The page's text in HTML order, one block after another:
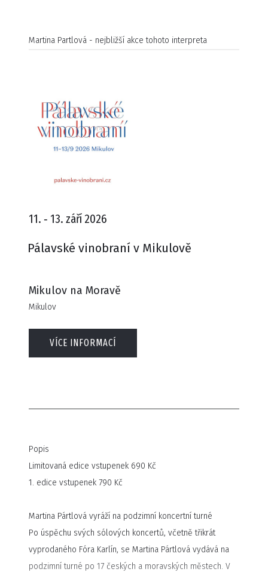
Martina Partlová - nejbližší akce tohoto interpreta
11. ‑ 13. září 2026
Pálavské vinobraní v Mikulově
Mikulov na Moravě
Mikulov
VÍCE INFORMACÍ
Popis
Limitovaná edice vstupenek 690 Kč
1. edice vstupenek 790 Kč
Martina Pártlová vyráží na podzimní koncertní turné
Po úspěchu svých sólových koncertů, včetně třikrát
vyprodaného Fóra Karlín, se Martina Pártlová vydává na
podzimní turné po 17 českých a moravských městech. V